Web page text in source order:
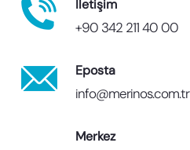
İletişim
+90 342 211 40 00
Eposta
info@merinos.com.tr
Merkez